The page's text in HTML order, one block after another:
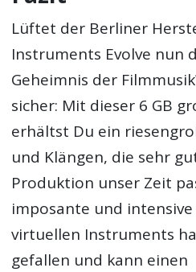
Lüftet der Berliner
Instruments Evolve nun
Geheimnis der
sicher: Mit dieser 6 GB
erhältst Du ein
und Klängen, die sehr
Produktion unser Zeit
imposante und
virtuellen Instruments
gefallen und kann einen